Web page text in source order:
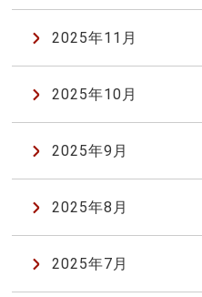
2025年11月
2025年10月
2025年9月
2025年8月
2025年7月